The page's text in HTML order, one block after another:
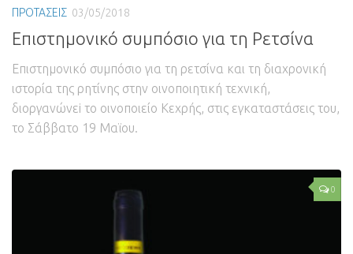
ΠΡΟΤΑΣΕΙΣ 03/05/2018
Επιστημονικό συμπόσιο για τη Ρετσίνα
Επιστημονικό συμπόσιο για τη ρετσίνα και τη διαχρονική
ιστορία της ρητίνης στην οινοποιητική τεχνική,
διοργανώνεi το οινοποιείο Κεχρής, στις εγκαταστάσεις του,
το Σάββατο 19 Μαϊου.
0